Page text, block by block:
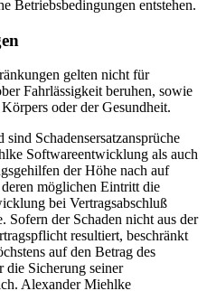
Betriebsbedingungen entstehen.
gelten nicht für
Fahrlässigkeit beruhen, sowie
oder der Gesundheit.
Schadensersatzansprüche
Softwareentwicklung als auch
der Höhe nach auf
möglichen Eintritt die
bei Vertragsabschluß
Sofern der Schaden nicht aus der
resultiert, beschränkt
auf den Betrag des
Sicherung seiner
Alexander Miehlke